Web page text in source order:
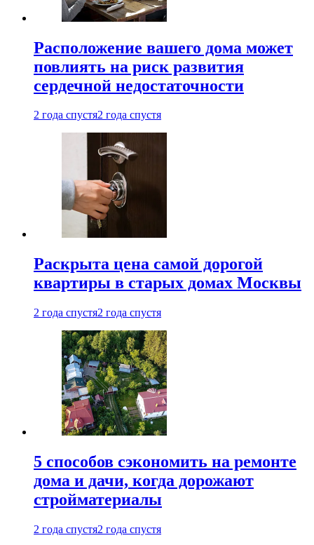
Расположение вашего дома может
повлиять на риск развития
сердечной недостаточности
2 года спустя2 года спустя
Раскрыта цена самой дорогой
квартиры в старых домах Москвы
2 года спустя2 года спустя
5 способов сэкономить на ремонте
дома и дачи, когда дорожают
стройматериалы
2 года спустя2 года спустя